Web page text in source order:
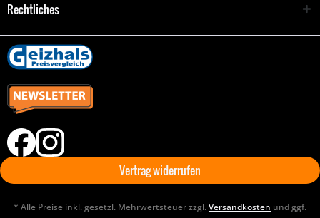
Rechtliches
Vertrag widerrufen
* Alle Preise inkl. gesetzl. Mehrwertsteuer zzgl.Versandkosten und ggf.